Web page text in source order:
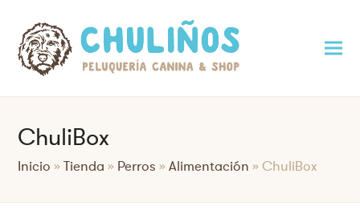
ChuliBox
Inicio »Tienda » Perros »Alimentación »ChuliBox